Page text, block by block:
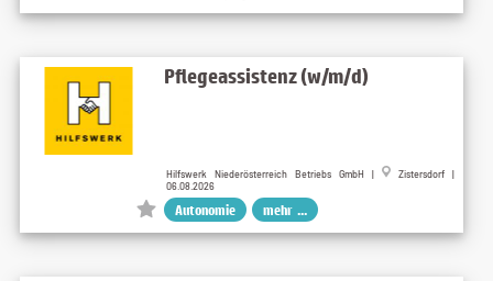
Pflegeassistenz (w/m/d)
Hilfswerk Niederösterreich Betriebs GmbH |
Zistersdorf |
06.08.2026
Autonomie mehr ...